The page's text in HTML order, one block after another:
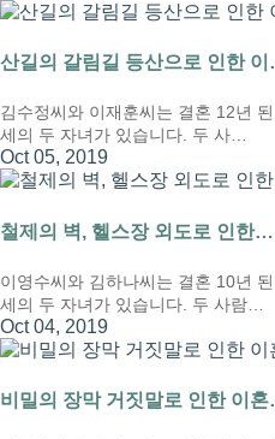
산길의 갈림길 등산으로 인한
김수정씨와 이재훈씨는 결혼 12년
세의 두 자녀가 있습니다. 두 사…
Oct 05, 2019
철제의 벽, 헬스장 외도로 인한…
이영수씨와 김하나씨는 결혼 10년
세의 두 자녀가 있습니다. 두 사람…
Oct 04, 2019
비밀의 장막 거짓말로 인한 이